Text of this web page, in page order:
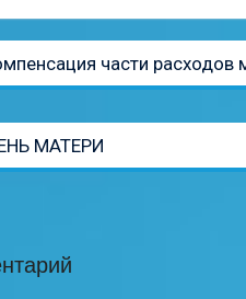
части
МАТЕРИ